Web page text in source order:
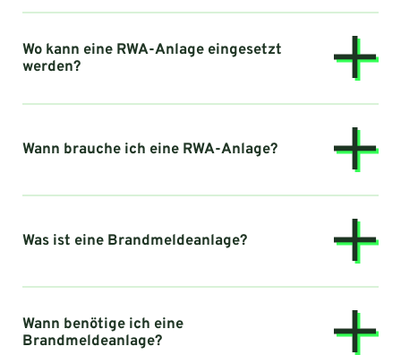
Wo kann eine RWA-Anlage eingesetzt
werden?
Wann brauche ich eine RWA-Anlage?
Was ist eine Brandmeldeanlage?
Wann benötige ich eine
Brandmeldeanlage?